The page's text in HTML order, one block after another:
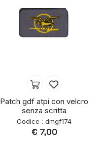
Patch gdf atpi con velcro
senza scritta
Codice : dmgf174
€ 7,00